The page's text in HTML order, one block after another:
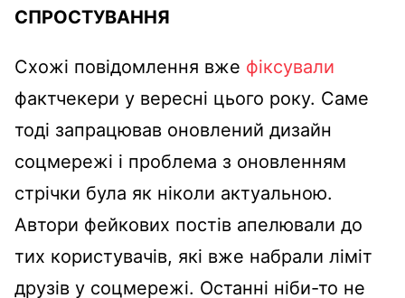
СПРОСТУВАННЯ
Схожі повідомлення вже фіксували
фактчекери у вересні цього року. Саме
тоді запрацював оновлений дизайн
соцмережі і проблема з оновленням
стрічки була як ніколи актуальною.
Автори фейкових постів апелювали до
тих користувачів, які вже набрали ліміт
друзів у соцмережі. Останні ніби-то не